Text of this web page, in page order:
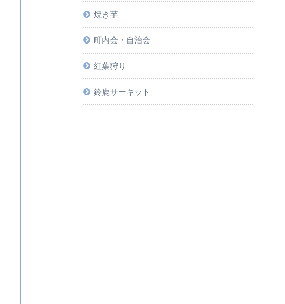
焼き芋
町内会・自治会
紅葉狩り
鈴鹿サーキット